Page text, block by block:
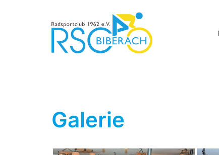
Galerie